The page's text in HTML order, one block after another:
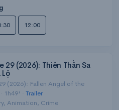
12:00
29 (2026): Thiên Thần Sa
(2026): Fallen Angel of the
1h49' · Trailer
Animation, Crime